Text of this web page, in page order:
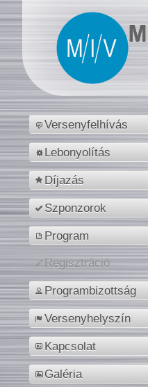
Versenyfelhívás
Lebonyolítás
Díjazás
Szponzorok
Program
Regisztráció
Programbizottság
Versenyhelyszín
Kapcsolat
Galéria